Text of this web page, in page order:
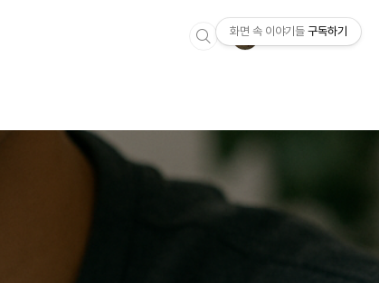
화면 속 이야기들 구독하기